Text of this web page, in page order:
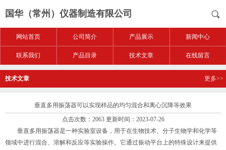
国华（常州）仪器制造有限公司
网站首页 公司简介 产品展示 新闻中心
联系我们 产品目录 技术文章 在线留言
技术文章 更多>>
垂直多用振荡器可以实现样品的均匀混合和离心沉降等效果
点击次数：2063 更新时间：2023-07-26
垂直多用振荡器是一种实验室设备，用于在生物技术、分子生物学和化学等
领域中进行混合、溶解和反应等实验操作。它通过振动平台上的特殊设计来提供